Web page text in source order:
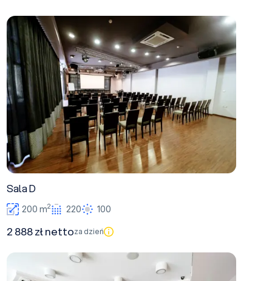
Sala D
Sala D
200 m2 220 100
2 888 zł nettoza dzień